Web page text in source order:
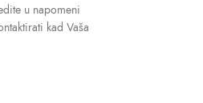
u napomeni
kad Vaša